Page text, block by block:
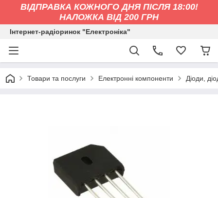
ВІДПРАВКА КОЖНОГО ДНЯ ПІСЛЯ 18:00!
НАЛОЖКА ВІД 200 ГРН
Інтернет-радіоринок "Електроніка"
Товари та послуги Електронні компоненти Діоди,